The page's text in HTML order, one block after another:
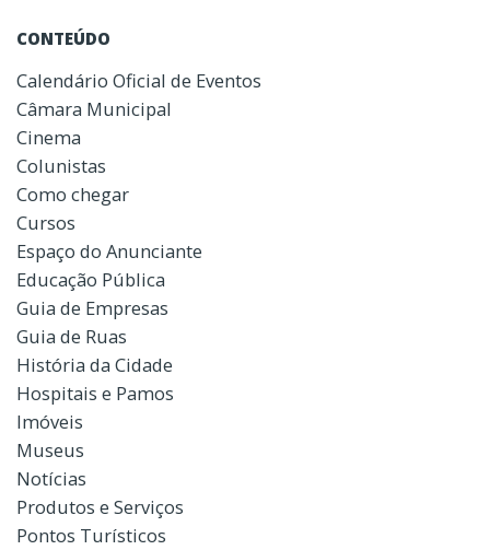
CONTEÚDO
Calendário Oficial de Eventos
Câmara Municipal
Cinema
Colunistas
Como chegar
Cursos
Espaço do Anunciante
Educação Pública
Guia de Empresas
Guia de Ruas
História da Cidade
Hospitais e Pamos
Imóveis
Museus
Notícias
Produtos e Serviços
Pontos Turísticos